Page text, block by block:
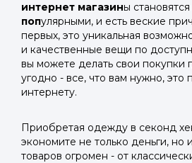
интернет магазины
популярными, и есть веские
первых, это уникальная
и качественные вещи по
вы можете делать свои покупки
угодно - все, что вам нужно, это
интернету.
Приобретая одежду в секонд
экономите не только деньги, но
товаров огромен - от